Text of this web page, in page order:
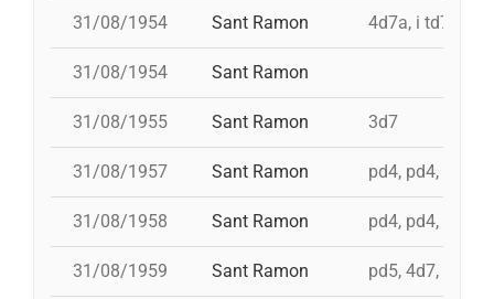
31/08/1954 Sant Ramon 4d7a, i td7
31/08/1954 Sant Ramon
31/08/1955 Sant Ramon 3d7
31/08/1957 Sant Ramon pd4, pd4, pd4,
31/08/1958 Sant Ramon pd4, pd4, pd5,
31/08/1959 Sant Ramon pd5, 4d7, 3d7